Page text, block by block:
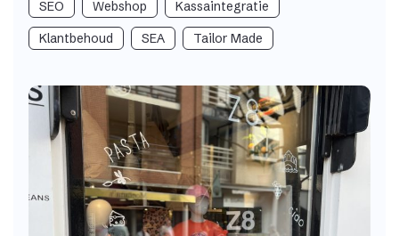
SEO Webshop
Kassaintegratie
Klantbehoud
SEA Tailor Made